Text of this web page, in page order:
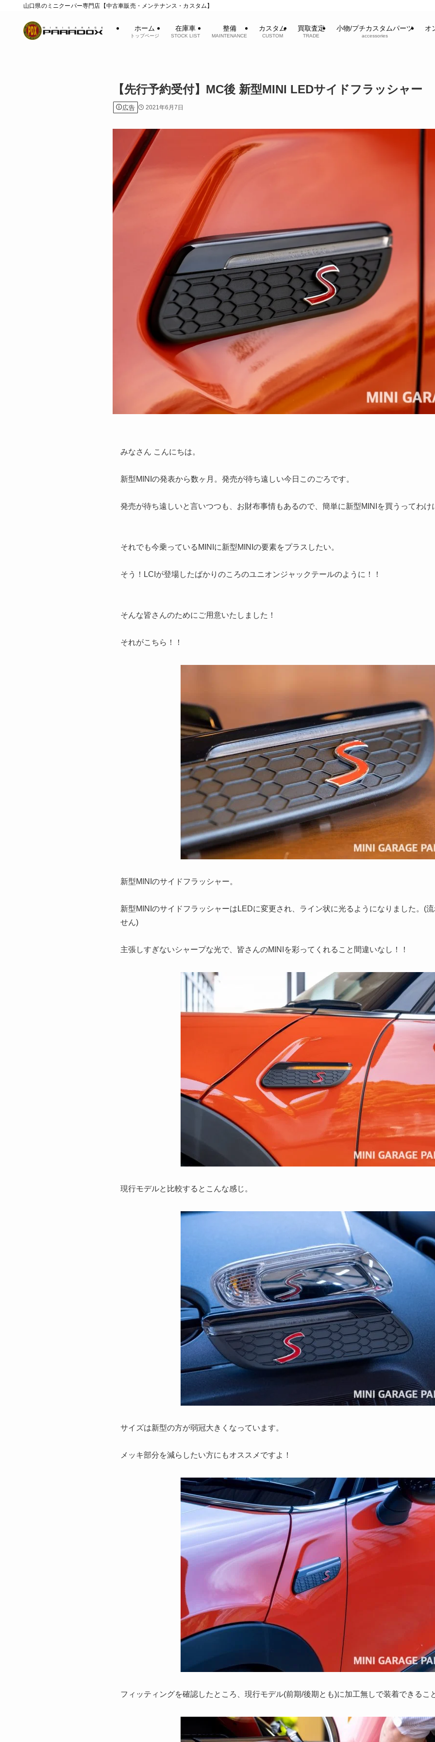
山口県のミニクーパー専門店【中古車販売・メンテナンス・カスタム】
ホーム
トップページ
在庫車
STOCK LIST
整備
MAINTENANCE
カスタム
CUSTOM
買取査定
TRADE
小物/プチカスタムパーツ
accessories
オ
【先行予約受付】MC後 新型MINI LEDサイドフラッシャー
広告 2021年6月7日
みなさん こんにちは。
新型MINIの発表から数ヶ月。発売が待ち遠しい今日このごろです。
発売が待ち遠しいと言いつつも、お財布事情もあるので、簡単に新型MINIを買うってわけ
それでも今乗っているMINIに新型MINIの要素をプラスしたい。
そう！LCIが登場したばかりのころのユニオンジャックテールのように！！
そんな皆さんのためにご用意いたしました！
それがこちら！！
新型MINIのサイドフラッシャー。
新型MINIのサイドフラッシャーはLEDに変更され、ライン状に光るようになりました。(
せん)
主張しすぎないシャープな光で、皆さんのMINIを彩ってくれること間違いなし！！
現行モデルと比較するとこんな感じ。
サイズは新型の方が弱冠大きくなっています。
メッキ部分を減らしたい方にもオススメですよ！
フィッティングを確認したところ、現行モデル(前期/後期とも)に加工無しで装着できるこ